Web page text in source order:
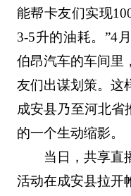
能帮卡友们实现
3-5升的油耗。”4
伯昂汽车的车间里
友们出谋划策。这
成安县乃至河北省
的一个生动缩影。
当日，共享直
活动在成安县拉开